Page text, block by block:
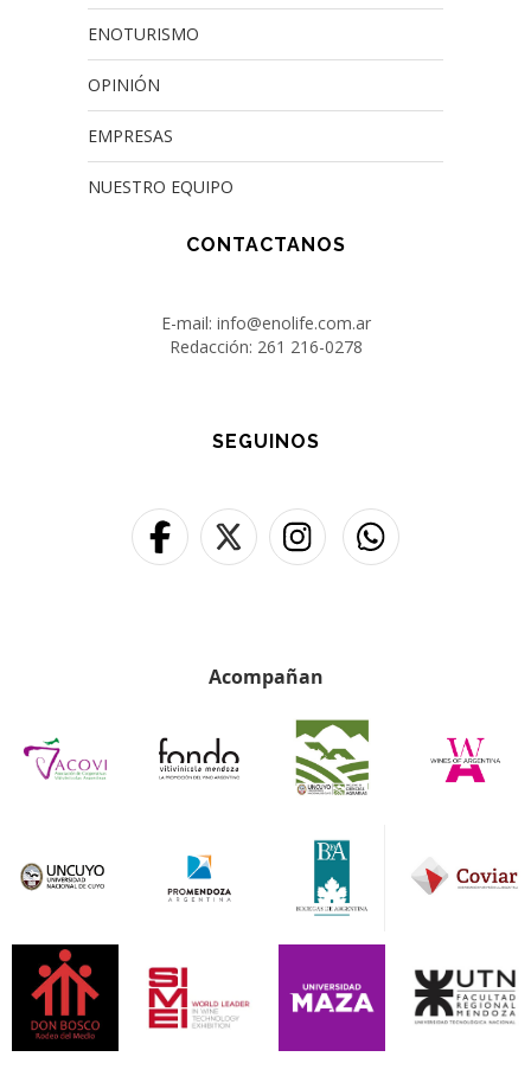
ENOTURISMO
OPINIÓN
EMPRESAS
NUESTRO EQUIPO
CONTACTANOS
E-mail: info@enolife.com.ar
Redacción: 261 216-0278
SEGUINOS
Acompañan